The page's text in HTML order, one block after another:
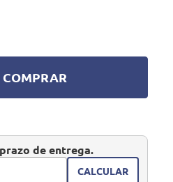
COMPRAR
de entrega.
CALCULAR